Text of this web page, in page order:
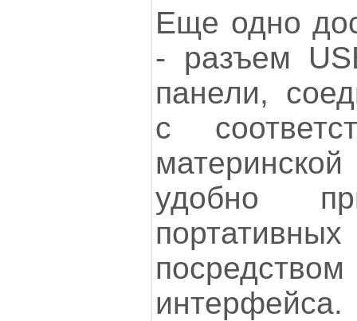
Еще одно
- разъем
панели,
с
удобно
интерфейса.